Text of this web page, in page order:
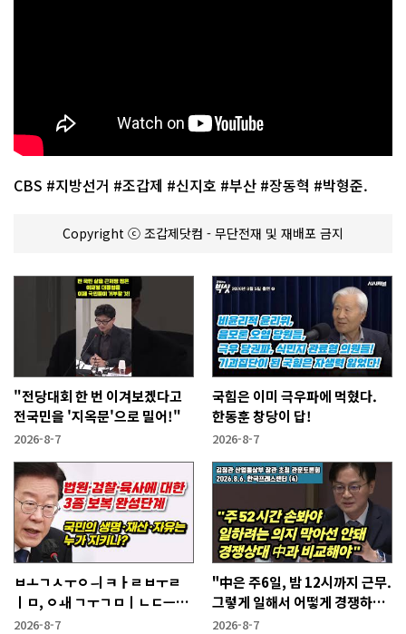
CBS #지방선거 #조갑제 #신지호 #부산 #장동혁 #박형준.
Copyright ⓒ 조갑제닷컴 - 무단전재 및 재배포 금지
"전당대회 한 번 이겨보겠다고
전국민을 '지옥문'으로 밀어!"
2026-8-7
국힘은 이미 극우파에 먹혔다.
한동훈 창당이 답!
2026-8-7
ㅂㅗㄱㅅㅜㅇㅢ ㅋㅏㄹㅂㅜㄹ
ㅣㅁ, ㅇㅙ ㄱㅜㄱㅁㅣㄴㄷㅡㄹ
ㅇㅣ ㄷㅏㅇㅎㅐㅇㅑ ㅎㅏㄴㅏ?
2026-8-7
"中은 주6일, 밤 12시까지 근무.
그렇게 일해서 어떻게 경쟁하냐
반문하더라"
2026-8-7